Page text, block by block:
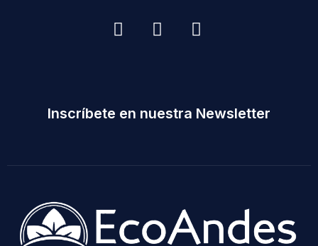
Inscríbete en nuestra Newsletter